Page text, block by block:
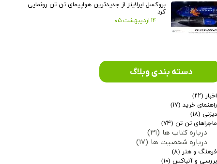
★★
بروکسل ایرلاینز از جدیدترین هواپیمای تن تن رونمایی
کرد
۱۴ اردیبهشت ۰۵
اخبار (۲۲)
راهنمای خرید (۱۷)
دیزنی (۱۸)
ماجراهای تن تن (۷۴)
درباره کتاب ها (۳۱)
درباره شخصیت ها (۱۷)
فرهنگ و هنر (۸)
بررسی و آنباکس (۱۰)
دسته بندی وبلاگ